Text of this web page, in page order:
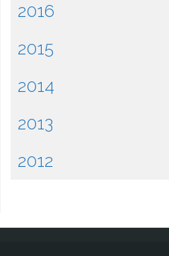
2016
2015
2014
2013
2012